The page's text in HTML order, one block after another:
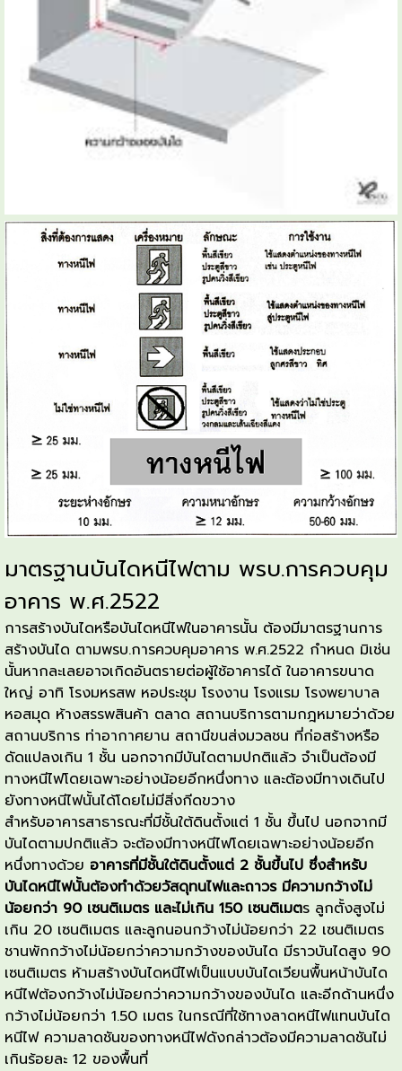
มาตรฐานบันไดหนีไฟตาม พรบ.การควบคุม
อาคาร พ.ศ.2522
การสร้างบันไดหรือบันไดหนีไฟในอาคารนั้น ต้องมีมาตรฐานการ
สร้างบันได ตามพรบ.การควบคุมอาคาร พ.ศ.2522 กำหนด มิเช่น
นั้นหากละเลยอาจเกิดอันตรายต่อผู้ใช้อาคารได้ ในอาคารขนาด
ใหญ่ อาทิ โรงมหรสพ หอประชุม โรงงาน โรงแรม โรงพยาบาล
หอสมุด ห้างสรรพสินค้า ตลาด สถานบริการตามกฎหมายว่าด้วย
สถานบริการ ท่าอากาศยาน สถานีขนส่งมวลชน ที่ก่อสร้างหรือ
ดัดแปลงเกิน 1 ชั้น นอกจากมีบันไดตามปกติแล้ว จำเป็นต้องมี
ทางหนีไฟโดยเฉพาะอย่างน้อยอีกหนึ่งทาง และต้องมีทางเดินไป
ยังทางหนีไฟนั้นได้โดยไม่มีสิ่งกีดขวาง
สำหรับอาคารสาธารณะที่มีชั้นใต้ดินตั้งแต่ 1 ชั้น ขึ้นไป นอกจากมี
บันไดตามปกติแล้ว จะต้องมีทางหนีไฟโดยเฉพาะอย่างน้อยอีก
หนึ่งทางด้วย อาคารที่มีชั้นใต้ดินตั้งแต่ 2 ชั้นขึ้นไป ซึ่งสำหรับ
บันไดหนีไฟนั้นต้องทำด้วยวัสดุทนไฟและถาวร มีความกว้างไม่
น้อยกว่า 90 เซนติเมตร และไม่เกิน 150 เซนติเมตร ลูกตั้งสูงไม่
เกิน 20 เซนติเมตร และลูกนอนกว้างไม่น้อยกว่า 22 เซนติเมตร
ชานพักกว้างไม่น้อยกว่าความกว้างของบันได มีราวบันไดสูง 90
เซนติเมตร ห้ามสร้างบันไดหนีไฟเป็นแบบบันไดเวียนพื้นหน้าบันได
หนีไฟต้องกว้างไม่น้อยกว่าความกว้างของบันได และอีกด้านหนึ่ง
กว้างไม่น้อยกว่า 1.50 เมตร ในกรณีที่ใช้ทางลาดหนีไฟแทนบันได
หนีไฟ ความลาดชันของทางหนีไฟดังกล่าวต้องมีความลาดชันไม่
เกินร้อยละ 12 ของพื้นที่